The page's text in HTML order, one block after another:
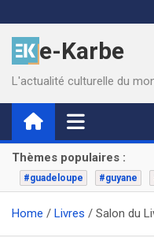
to
contente-Karbe
L'actualité culturelle du
Thèmes populaires :
#guadeloupe #guyane
Home Livres Salon du